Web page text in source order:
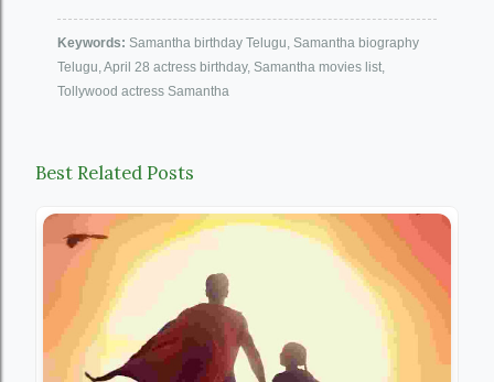
Keywords: Samantha birthday Telugu, Samantha biography
Telugu, April 28 actress birthday, Samantha movies list,
Tollywood actress Samantha
Best Related Posts